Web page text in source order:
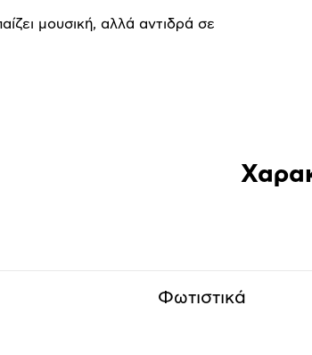
μουσική, αλλά αντιδρά σε
Φωτιστικά